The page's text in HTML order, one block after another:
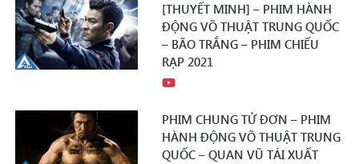
[THUYẾT MINH] – PHIM HÀNH
ĐỘNG VÕ THUẬT TRUNG QUỐC
– BÃO TRẮNG – PHIM CHIẾU
RẠP 2021
PHIM CHUNG TỬ ĐƠN – PHIM
HÀNH ĐỘNG VÕ THUẬT TRUNG
QUỐC – QUAN VŨ TÁI XUẤT